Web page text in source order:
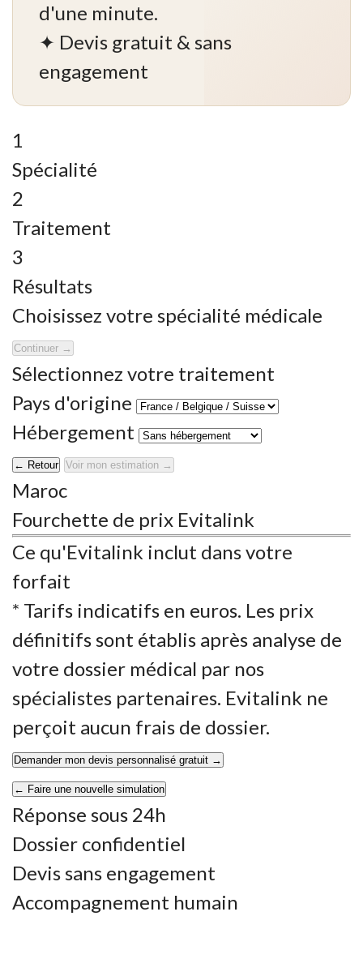
d'une minute.
✦ Devis gratuit & sans
engagement
1
Spécialité
2
Traitement
3
Résultats
Choisissez votre spécialité médicale
Continuer →
Sélectionnez votre traitement
Pays d'origine
Hébergement
← Retour Voir mon estimation →
Maroc
Fourchette de prix Evitalink
Ce qu'Evitalink inclut dans votre
forfait
* Tarifs indicatifs en euros. Les prix
définitifs sont établis après analyse de
votre dossier médical par nos
spécialistes partenaires. Evitalink ne
perçoit aucun frais de dossier.
Demander mon devis personnalisé gratuit →
← Faire une nouvelle simulation
Réponse sous 24h
Dossier confidentiel
Devis sans engagement
Accompagnement humain